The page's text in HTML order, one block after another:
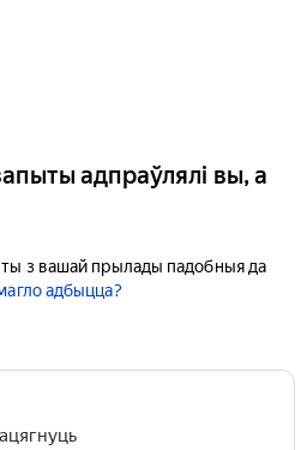
адпраўлялі вы, а
з вашай прылады падобныя да
адбыцца?